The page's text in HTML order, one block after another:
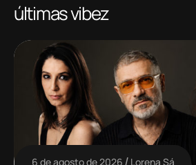
últimas vibez
6 de agosto de 2026 Lorena Sá